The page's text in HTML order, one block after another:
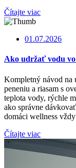
Čítajte viac
01.07.2026
Ako udržať vodu
Kompletný návod na
peneniu a riasam s
teplota vody, rýchle
ako správne
domáci wellness
Čítajte viac